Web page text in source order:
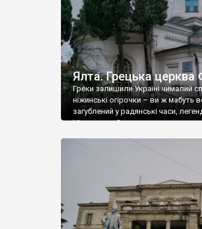
Ялта. Грецька
Греки залишили Україні чималий
ніжинські огірочки – ви ж мабуть
загублений у радянські часи,
Ніжин греки?